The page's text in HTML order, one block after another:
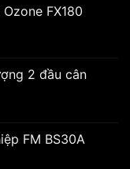
FX180
2 đầu cân
FM BS30A